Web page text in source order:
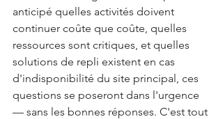
anticipé quelles activités doivent
continuer coûte que coûte, quelles
ressources sont critiques, et quelles
solutions de repli existent en cas
d'indisponibilité du site principal, ces
questions se poseront dans l'urgence
— sans les bonnes réponses. C'est tout